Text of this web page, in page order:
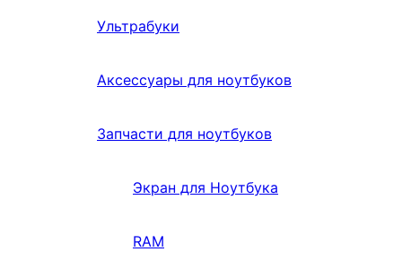
Ультрабуки
Аксессуары для ноутбуков
Запчасти для ноутбуков
Экран для Ноутбука
RAM